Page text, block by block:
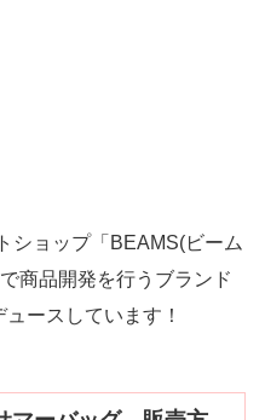
ショップ「BEAMS(ビーム
商品開発を行うブランド
ースしています！